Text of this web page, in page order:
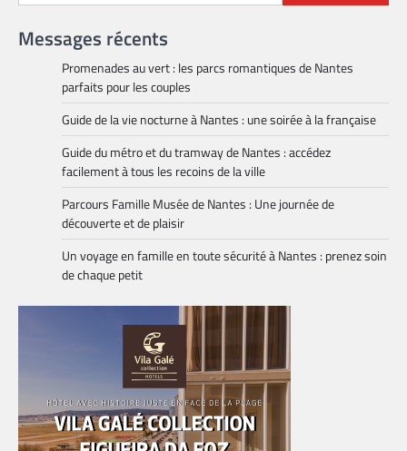
Messages récents
Promenades au vert : les parcs romantiques de Nantes
parfaits pour les couples
Guide de la vie nocturne à Nantes : une soirée à la française
Guide du métro et du tramway de Nantes : accédez
facilement à tous les recoins de la ville
Parcours Famille Musée de Nantes : Une journée de
découverte et de plaisir
Un voyage en famille en toute sécurité à Nantes : prenez soin
de chaque petit